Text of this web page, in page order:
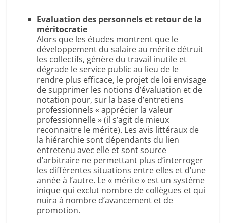
Evaluation des personnels et retour de la
méritocratie
Alors que les études montrent que le
développement du salaire au mérite détruit
les collectifs, génère du travail inutile et
dégrade le service public au lieu de le
rendre plus efficace, le projet de loi envisage
de supprimer les notions d’évaluation et de
notation pour, sur la base d’entretiens
professionnels « apprécier la valeur
professionnelle » (il s’agit de mieux
reconnaitre le mérite). Les avis littéraux de
la hiérarchie sont dépendants du lien
entretenu avec elle et sont source
d’arbitraire ne permettant plus d’interroger
les différentes situations entre elles et d’une
année à l’autre. Le « mérite » est un système
inique qui exclut nombre de collègues et qui
nuira à nombre d’avancement et de
promotion.